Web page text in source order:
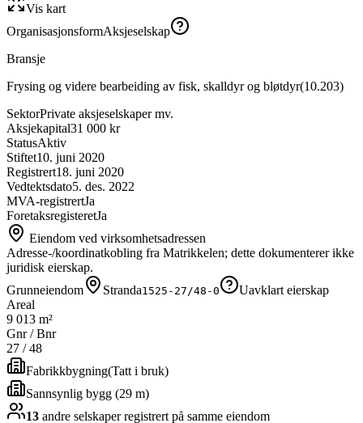
Vis kart
OrganisasjonsformAksjeselskap
Bransje
Frysing og videre bearbeiding av fisk, skalldyr og bløtdyr(10.203)
SektorPrivate aksjeselskaper mv.
Aksjekapital31 000 kr
StatusAktiv
Stiftet10. juni 2020
Registrert18. juni 2020
Vedtektsdato5. des. 2022
MVA-registrertJa
ForetaksregisteretJa
Eiendom ved virksomhetsadressen
Adresse-/koordinatkobling fra Matrikkelen; dette dokumenterer ikke
juridisk eierskap.
Grunneiendom
Stranda1525-27/48-0
Uavklart eierskap
Areal
9 013 m²
Gnr / Bnr
27 /48
Fabrikkbygning(Tatt i bruk)
Sannsynlig bygg (29 m)
13 andre selskaperregistrert på samme eiendom